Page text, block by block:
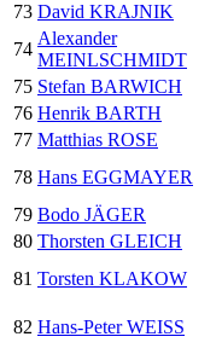
73 David KRAJNIK
74
Alexander
MEINLSCHMIDT
75 Stefan BARWICH
76 Henrik BARTH
77 Matthias ROSE
78 Hans EGGMAYER
79 Bodo JÄGER
80 Thorsten GLEICH
81 Torsten KLAKOW
82 Hans-Peter WEISS